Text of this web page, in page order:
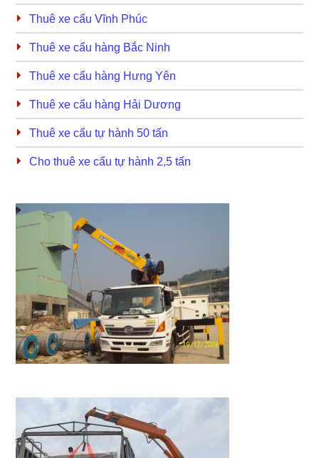
Thuê xe cẩu Vĩnh Phúc
Thuê xe cẩu hàng Bắc Ninh
Thuê xe cẩu hàng Hưng Yên
Thuê xe cẩu hàng Hải Dương
Thuê xe cẩu tự hành 50 tấn
Cho thuê xe cẩu tự hành 2,5 tấn